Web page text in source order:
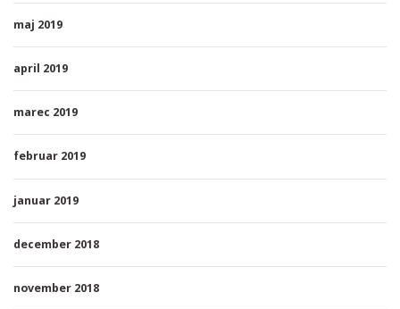
maj 2019
april 2019
marec 2019
februar 2019
januar 2019
december 2018
november 2018